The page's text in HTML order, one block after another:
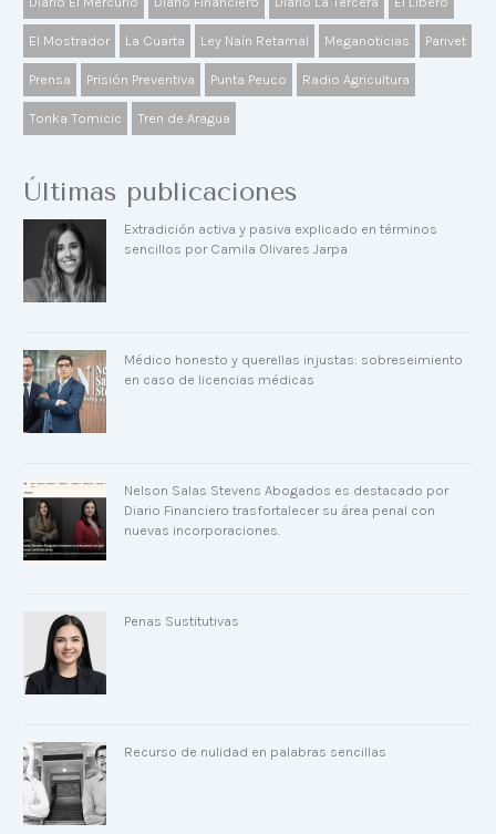
El Mostrador La Cuarta Ley Naín Retamal Meganoticias Parivet
Prensa Prisión Preventiva Punta Peuco Radio Agricultura
Tonka Tomicic Tren de Aragua
Últimas publicaciones
Extradición activa y pasiva explicado en términos
sencillos por Camila Olivares Jarpa
Médico honesto y querellas injustas: sobreseimiento
en caso de licencias médicas
Nelson Salas Stevens Abogados es destacado por
Diario Financiero trasfortalecer su área penal con
nuevas incorporaciones.
Penas Sustitutivas
Recurso de nulidad en palabras sencillas